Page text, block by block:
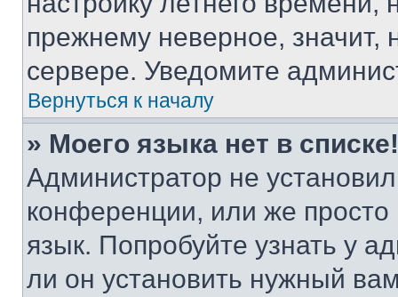
прежнему неверное, значит,
сервере. Уведомите
Вернуться к началу
» Моего языка нет в списке!
Администратор не
конференции, или же
язык. Попробуйте узнать у
ли он установить нужный